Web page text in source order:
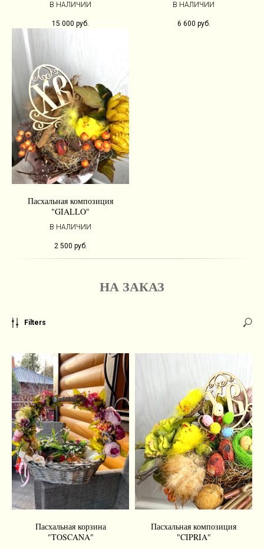
В НАЛИЧИИ
15 000 руб.
В НАЛИЧИИ
6 600 руб.
Пасхальная композиция
"GIALLO"
В НАЛИЧИИ
2 500 руб.
НА ЗАКАЗ
Filters
Пасхальная корзина
"TOSCANA"
Пасхальная композиция
"CIPRIA"